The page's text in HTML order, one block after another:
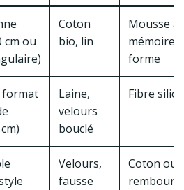
cm ou
Coton
bio, lin
Mousse à
mémoire
forme
format
Laine,
velours
bouclé
Fibre
Velours,
fausse
Coton ou